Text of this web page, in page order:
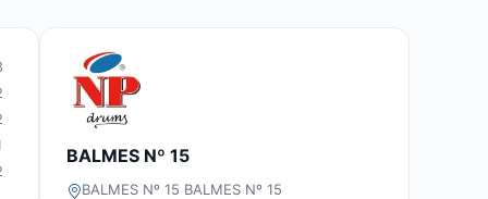
BALMES Nº 15
BALMES Nº 15 BALMES Nº 15